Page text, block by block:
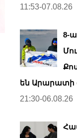
11:53-07.08.26
8-
են
21:30-06.08.26